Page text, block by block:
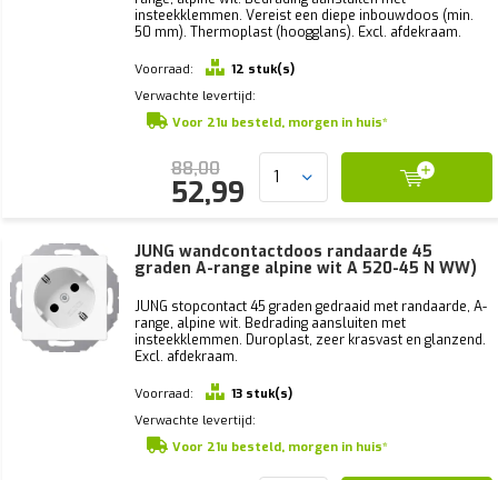
insteekklemmen. Vereist een diepe inbouwdoos (min.
50 mm). Thermoplast (hoogglans). Excl. afdekraam.
Voorraad:
12 stuk(s)
Verwachte levertijd:
Voor 21u besteld, morgen in huis*
88,00
52,99
JUNG wandcontactdoos randaarde 45
graden A-range alpine wit A 520-45 N WW)
JUNG stopcontact 45 graden gedraaid met randaarde, A-
range, alpine wit. Bedrading aansluiten met
insteekklemmen. Duroplast, zeer krasvast en glanzend.
Excl. afdekraam.
Voorraad:
13 stuk(s)
Verwachte levertijd:
Voor 21u besteld, morgen in huis*